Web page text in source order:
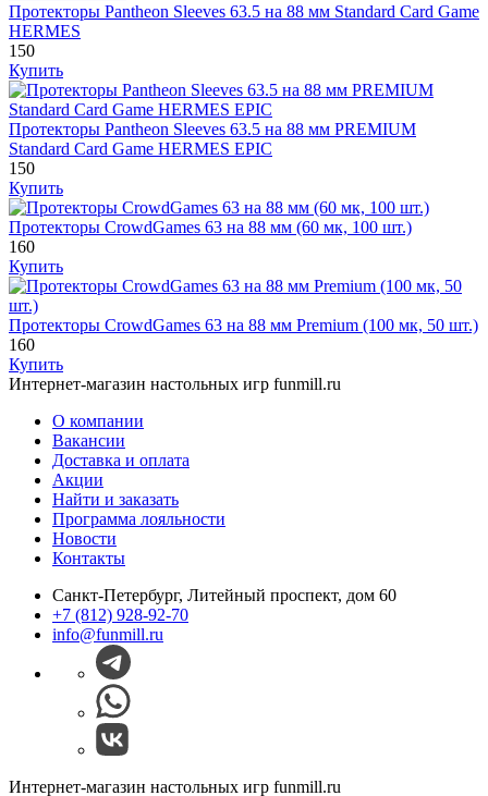
Протекторы Pantheon Sleeves 63.5 на 88 мм Standard Card Game
HERMES
150
Купить
Протекторы Pantheon Sleeves 63.5 на 88 мм PREMIUM
Standard Card Game HERMES EPIC
150
Купить
Протекторы CrowdGames 63 на 88 мм (60 мк, 100 шт.)
160
Купить
Протекторы CrowdGames 63 на 88 мм Premium (100 мк, 50 шт.)
160
Купить
Интернет-магазин настольных игр funmill.ru
О компании
Вакансии
Доставка и оплата
Акции
Найти и заказать
Программа лояльности
Новости
Контакты
Санкт-Петербург, Литейный проспект, дом 60
+7 (812) 928-92-70
info@funmill.ru
Интернет-магазин настольных игр funmill.ru